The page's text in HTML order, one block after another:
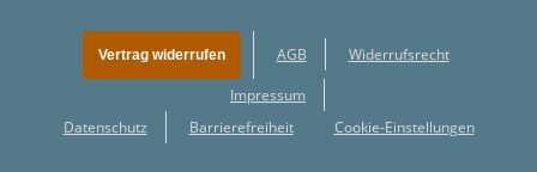
Vertrag widerrufen AGB Widerrufsrecht
Impressum
Datenschutz
Barrierefreiheit Cookie-Einstellungen